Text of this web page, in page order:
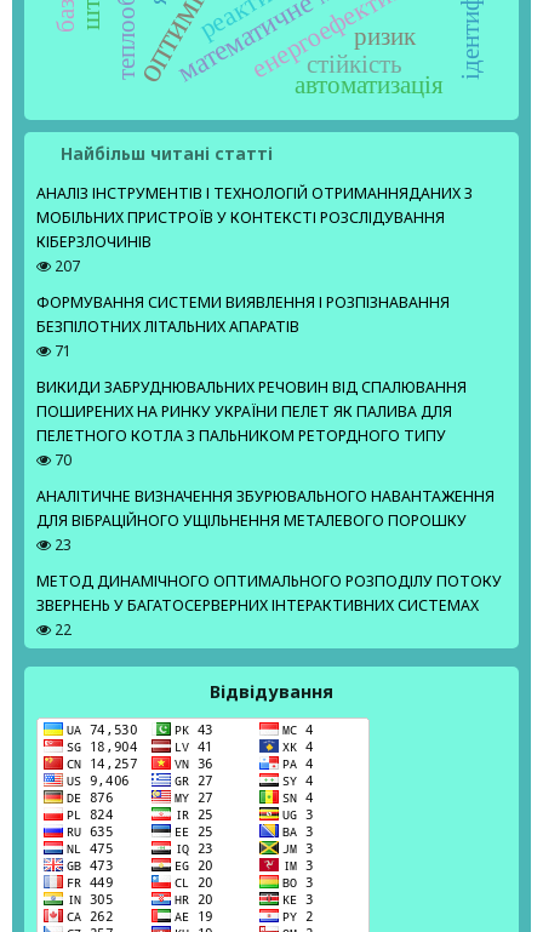
ризик
стійкість
автоматизація
Найбільш читані статті
АНАЛІЗ ІНСТРУМЕНТІВ І ТЕХНОЛОГІЙ ОТРИМАННЯДАНИХ З
МОБІЛЬНИХ ПРИСТРОЇВ У КОНТЕКСТІ РОЗСЛІДУВАННЯ
КІБЕРЗЛОЧИНІВ
207
ФОРМУВАННЯ СИСТЕМИ ВИЯВЛЕННЯ І РОЗПІЗНАВАННЯ
БЕЗПІЛОТНИХ ЛІТАЛЬНИХ АПАРАТІВ
71
ВИКИДИ ЗАБРУДНЮВАЛЬНИХ РЕЧОВИН ВІД СПАЛЮВАННЯ
ПОШИРЕНИХ НА РИНКУ УКРАЇНИ ПЕЛЕТ ЯК ПАЛИВА ДЛЯ
ПЕЛЕТНОГО КОТЛА З ПАЛЬНИКОМ РЕТОРДНОГО ТИПУ
70
АНАЛІТИЧНЕ ВИЗНАЧЕННЯ ЗБУРЮВАЛЬНОГО НАВАНТАЖЕННЯ
ДЛЯ ВІБРАЦІЙНОГО УЩІЛЬНЕННЯ МЕТАЛЕВОГО ПОРОШКУ
23
МЕТОД ДИНАМІЧНОГО ОПТИМАЛЬНОГО РОЗПОДІЛУ ПОТОКУ
ЗВЕРНЕНЬ У БАГАТОСЕРВЕРНИХ ІНТЕРАКТИВНИХ СИСТЕМАХ
22
Відвідування